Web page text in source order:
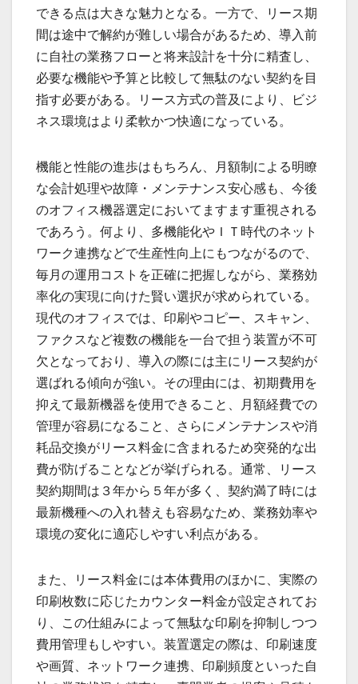
できる点は大きな魅力となる。一方で、リース期
間は途中で解約が難しい場合があるため、導入前
に自社の業務フローと将来設計を十分に精査し、
必要な機能や予算と比較して無駄のない契約を目
指す必要がある。リース方式の普及により、ビジ
ネス環境はより柔軟かつ快適になっている。
機能と性能の進歩はもちろん、月額制による明瞭
な会計処理や故障・メンテナンス安心感も、今後
のオフィス機器選定においてますます重視される
であろう。何より、多機能化やＩＴ時代のネット
ワーク連携などで生産性向上にもつながるので、
毎月の運用コストを正確に把握しながら、業務効
率化の実現に向けた賢い選択が求められている。
現代のオフィスでは、印刷やコピー、スキャン、
ファクスなど複数の機能を一台で担う装置が不可
欠となっており、導入の際には主にリース契約が
選ばれる傾向が強い。その理由には、初期費用を
抑えて最新機器を使用できること、月額経費での
管理が容易になること、さらにメンテナンスや消
耗品交換がリース料金に含まれるため突発的な出
費が防げることなどが挙げられる。通常、リース
契約期間は３年から５年が多く、契約満了時には
最新機種への入れ替えも容易なため、業務効率や
環境の変化に適応しやすい利点がある。
また、リース料金には本体費用のほかに、実際の
印刷枚数に応じたカウンター料金が設定されてお
り、この仕組みによって無駄な印刷を抑制しつつ
費用管理もしやすい。装置選定の際は、印刷速度
や画質、ネットワーク連携、印刷頻度といった自